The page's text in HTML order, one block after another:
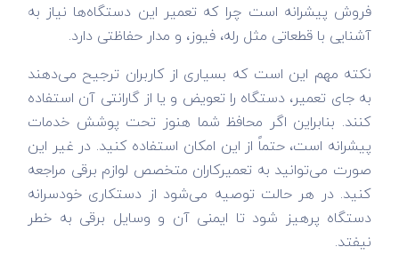
فروش پیشرانه است چرا که تعمیر این دستگاه‌ها نیاز به
آشنایی با قطعاتی مثل رله، فیوز، و مدار حفاظتی دارد.
نکته مهم این است که بسیاری از کاربران ترجیح می‌دهند
به جای تعمیر، دستگاه را تعویض و یا از گارانتی آن استفاده
کنند. بنابراین اگر محافظ شما هنوز تحت پوشش خدمات
پیشرانه است، حتماً از این امکان استفاده کنید. در غیر این
صورت می‌توانید به تعمیرکاران متخصص لوازم برقی مراجعه
کنید. در هر حالت توصیه می‌شود از دستکاری خودسرانه
دستگاه پرهیز شود تا ایمنی آن و وسایل برقی به خطر
نیفتد.